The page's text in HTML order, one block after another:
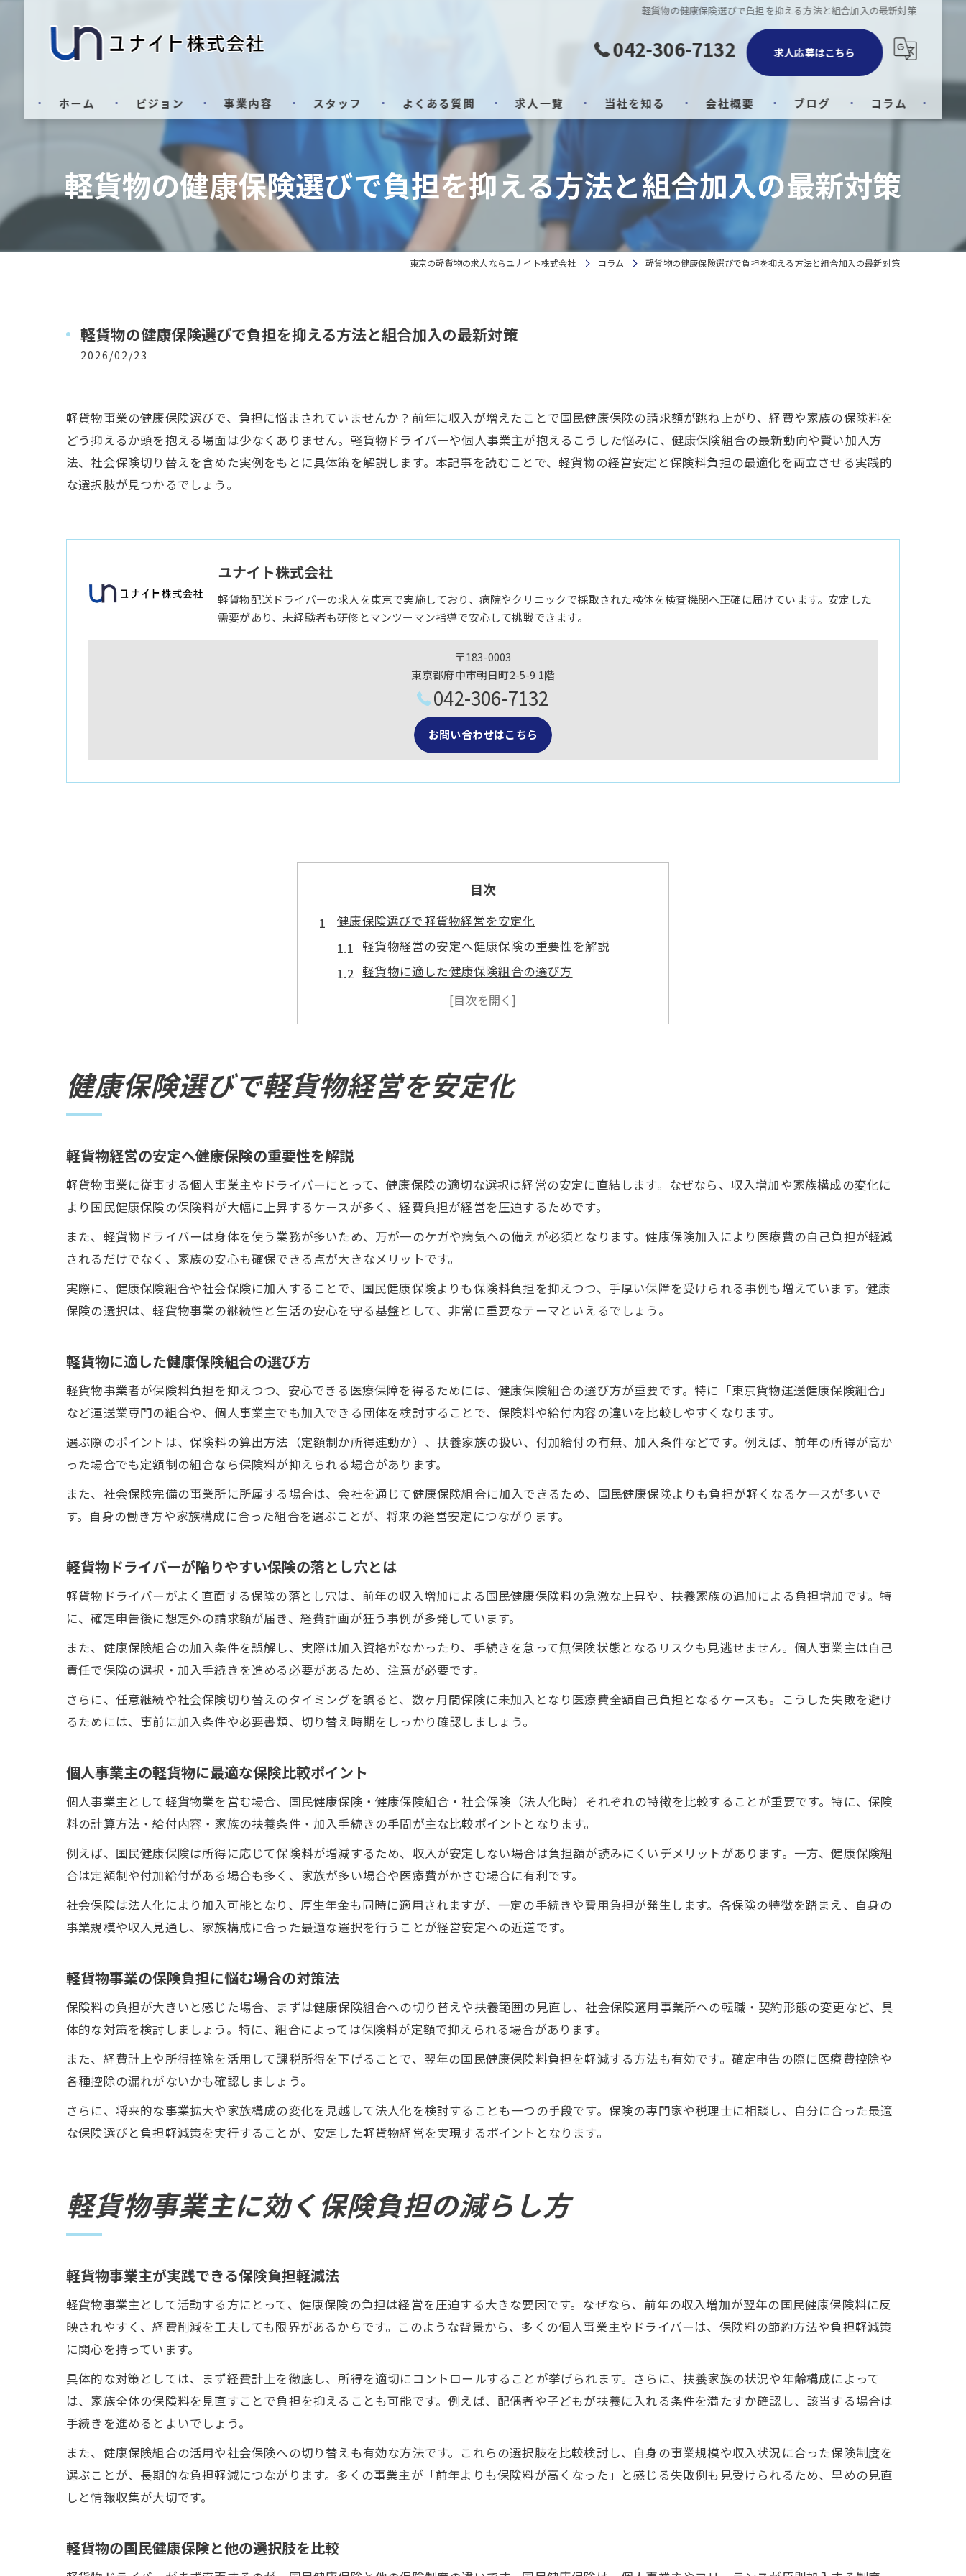
軽貨物の健康保険選びで負担を抑える方法と組合加入の最新対策
042-306-7132 求人応募はこちら
ホーム ビジョン 事業内容 スタッフ よくある質問 求人一覧 当社を知る
求人
検体
会社概要 ブログ コラム
軽貨物の健康保険選びで負担を抑える方法と組合加入の最新対策
東京の軽貨物の求人ならユナイト株式会社 コラム 軽貨物の健康保険選びで負担を抑える方法と組合加入の最新対策
軽貨物の健康保険選びで負担を抑える方法と組合加入の最新対策
2026/02/23
軽貨物事業の健康保険選びで、負担に悩まされていませんか？前年に収入が増えたことで国民健康保険の請求額が跳ね上がり、経費や家族の保険料を
どう抑えるか頭を抱える場面は少なくありません。軽貨物ドライバーや個人事業主が抱えるこうした悩みに、健康保険組合の最新動向や賢い加入方
法、社会保険切り替えを含めた実例をもとに具体策を解説します。本記事を読むことで、軽貨物の経営安定と保険料負担の最適化を両立させる実践的
な選択肢が見つかるでしょう。
ユナイト株式会社
軽貨物配送ドライバーの求人を東京で実施しており、病院やクリニックで採取された検体を検査機関へ正確に届けています。安定した
需要があり、未経験者も研修とマンツーマン指導で安心して挑戦できます。
〒183-0003
東京都府中市朝日町2-5-9 1階
042-306-7132
お問い合わせはこちら
目次
健康保険選びで軽貨物経営を安定化
軽貨物経営の安定へ健康保険の重要性を解説
軽貨物に適した健康保険組合の選び方
軽貨物ドライバーが陥りやすい保険の落とし穴とは
個人事業主の軽貨物に最適な保険比較ポイント
軽貨物事業主に効く保険負担の減らし方
軽貨物事業主が実践できる保険負担軽減法
社会保険と軽貨物の負担軽減のポイント解説
軽貨物業で国保負担が重いときの選択肢
軽貨物個人事業主向け健康保険組合の種類
個人事業主が知るべき軽貨物健康保険の基本
軽貨物健康保険選びの基準と注意点を紹介
軽貨物個人事業主組合活用のメリットと条件
フードデリバリー事業にも役立つ健康保険情報
軽貨物の医療費控除と保険料節約テクニック
軽貨物の社会保険メリットと活用事例
社会保険完備の軽貨物ドライバー事例解説
軽貨物の保険変更が経営安定に繋がる理由
軽貨物ドライバーの社会保険活用ポイント
社会保険加入で軽貨物の家族保障も強化
家族の保険料も考えた最適な選択とは
軽貨物ドライバーが家族保険料を抑える工夫
扶養制度を活用した軽貨物保険料の節約例
軽貨物個人事業主が考える家族保障の最適化
保険組合で家族の負担が減る軽貨物事例紹介
健康保険選びで軽貨物経営を安定化
軽貨物経営の安定へ健康保険の重要性を解説
軽貨物事業に従事する個人事業主やドライバーにとって、健康保険の適切な選択は経営の安定に直結します。なぜなら、収入増加や家族構成の変化に
より国民健康保険の保険料が大幅に上昇するケースが多く、経費負担が経営を圧迫するためです。
また、軽貨物ドライバーは身体を使う業務が多いため、万が一のケガや病気への備えが必須となります。健康保険加入により医療費の自己負担が軽減
されるだけでなく、家族の安心も確保できる点が大きなメリットです。
実際に、健康保険組合や社会保険に加入することで、国民健康保険よりも保険料負担を抑えつつ、手厚い保障を受けられる事例も増えています。健康
保険の選択は、軽貨物事業の継続性と生活の安心を守る基盤として、非常に重要なテーマといえるでしょう。
軽貨物に適した健康保険組合の選び方
軽貨物事業者が保険料負担を抑えつつ、安心できる医療保障を得るためには、健康保険組合の選び方が重要です。特に「東京貨物運送健康保険組合」
など運送業専門の組合や、個人事業主でも加入できる団体を検討することで、保険料や給付内容の違いを比較しやすくなります。
選ぶ際のポイントは、保険料の算出方法（定額制か所得連動か）、扶養家族の扱い、付加給付の有無、加入条件などです。例えば、前年の所得が高か
った場合でも定額制の組合なら保険料が抑えられる場合があります。
また、社会保険完備の事業所に所属する場合は、会社を通じて健康保険組合に加入できるため、国民健康保険よりも負担が軽くなるケースが多いで
す。自身の働き方や家族構成に合った組合を選ぶことが、将来の経営安定につながります。
軽貨物ドライバーが陥りやすい保険の落とし穴とは
軽貨物ドライバーがよく直面する保険の落とし穴は、前年の収入増加による国民健康保険料の急激な上昇や、扶養家族の追加による負担増加です。特
に、確定申告後に想定外の請求額が届き、経費計画が狂う事例が多発しています。
また、健康保険組合の加入条件を誤解し、実際は加入資格がなかったり、手続きを怠って無保険状態となるリスクも見逃せません。個人事業主は自己
責任で保険の選択・加入手続きを進める必要があるため、注意が必要です。
さらに、任意継続や社会保険切り替えのタイミングを誤ると、数ヶ月間保険に未加入となり医療費全額自己負担となるケースも。こうした失敗を避け
るためには、事前に加入条件や必要書類、切り替え時期をしっかり確認しましょう。
個人事業主の軽貨物に最適な保険比較ポイント
個人事業主として軽貨物業を営む場合、国民健康保険・健康保険組合・社会保険（法人化時）それぞれの特徴を比較することが重要です。特に、保険
料の計算方法・給付内容・家族の扶養条件・加入手続きの手間が主な比較ポイントとなります。
例えば、国民健康保険は所得に応じて保険料が増減するため、収入が安定しない場合は負担額が読みにくいデメリットがあります。一方、健康保険組
合は定額制や付加給付がある場合も多く、家族が多い場合や医療費がかさむ場合に有利です。
社会保険は法人化により加入可能となり、厚生年金も同時に適用されますが、一定の手続きや費用負担が発生します。各保険の特徴を踏まえ、自身の
事業規模や収入見通し、家族構成に合った最適な選択を行うことが経営安定への近道です。
軽貨物事業の保険負担に悩む場合の対策法
保険料の負担が大きいと感じた場合、まずは健康保険組合への切り替えや扶養範囲の見直し、社会保険適用事業所への転職・契約形態の変更など、具
体的な対策を検討しましょう。特に、組合によっては保険料が定額で抑えられる場合があります。
また、経費計上や所得控除を活用して課税所得を下げることで、翌年の国民健康保険料負担を軽減する方法も有効です。確定申告の際に医療費控除や
各種控除の漏れがないかも確認しましょう。
さらに、将来的な事業拡大や家族構成の変化を見越して法人化を検討することも一つの手段です。保険の専門家や税理士に相談し、自分に合った最適
な保険選びと負担軽減策を実行することが、安定した軽貨物経営を実現するポイントとなります。
軽貨物事業主に効く保険負担の減らし方
軽貨物事業主が実践できる保険負担軽減法
軽貨物事業主として活動する方にとって、健康保険の負担は経営を圧迫する大きな要因です。なぜなら、前年の収入増加が翌年の国民健康保険料に反
映されやすく、経費削減を工夫しても限界があるからです。このような背景から、多くの個人事業主やドライバーは、保険料の節約方法や負担軽減策
に関心を持っています。
具体的な対策としては、まず経費計上を徹底し、所得を適切にコントロールすることが挙げられます。さらに、扶養家族の状況や年齢構成によって
は、家族全体の保険料を見直すことで負担を抑えることも可能です。例えば、配偶者や子どもが扶養に入れる条件を満たすか確認し、該当する場合は
手続きを進めるとよいでしょう。
また、健康保険組合の活用や社会保険への切り替えも有効な方法です。これらの選択肢を比較検討し、自身の事業規模や収入状況に合った保険制度を
選ぶことが、長期的な負担軽減につながります。多くの事業主が「前年よりも保険料が高くなった」と感じる失敗例も見受けられるため、早めの見直
しと情報収集が大切です。
軽貨物の国民健康保険と他の選択肢を比較
お問い合わせはこちら
お問い合わせはこちら